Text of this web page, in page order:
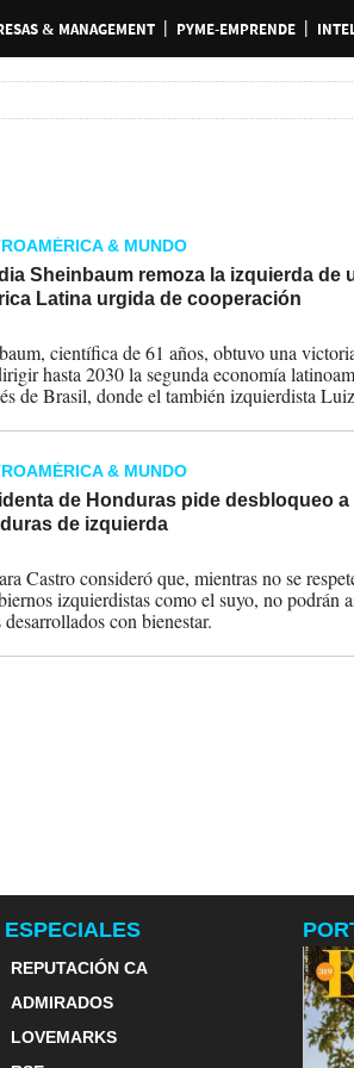
& MANAGEMENT PYME-EMPRENDE
& MUNDO
Sheinbaum remoza la izquierda de
Latina urgida de cooperación
científica de 61 años, obtuvo una
hasta 2030 la segunda economía
de Brasil, donde el también izquierdista
& MUNDO
de Honduras pide desbloqueo a
de izquierda
Castro consideró que, mientras no se
izquierdistas como el suyo, no podrán
desarrollados con bienestar.
ESPECIALES
REPUTACIÓN CA
ADMIRADOS
LOVEMARKS